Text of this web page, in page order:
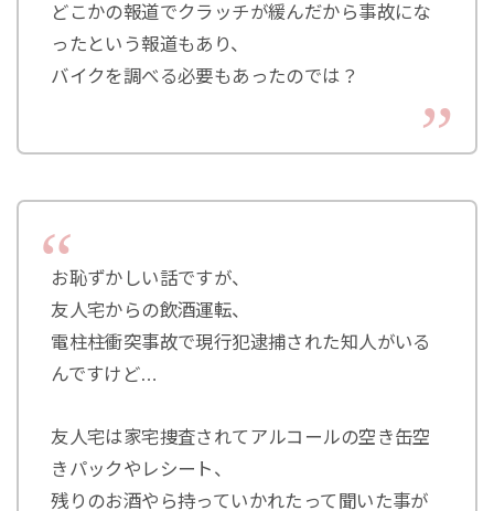
どこかの報道でクラッチが緩んだから事故にな
ったという報道もあり、
バイクを調べる必要もあったのでは？
お恥ずかしい話ですが、
友人宅からの飲酒運転、
電柱柱衝突事故で現行犯逮捕された知人がいる
んですけど…
友人宅は家宅捜査されてアルコールの空き缶空
きパックやレシート、
残りのお酒やら持っていかれたって聞いた事が